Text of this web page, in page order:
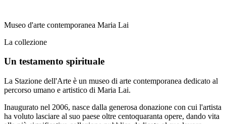
Museo d'arte contemporanea Maria Lai
La collezione
Un testamento spirituale
La Stazione dell'Arte è un museo di arte contemporanea dedicato al
percorso umano e artistico di Maria Lai.
Inaugurato nel 2006, nasce dalla generosa donazione con cui l'artista
ha voluto lasciare al suo paese oltre centoquaranta opere, dando vita